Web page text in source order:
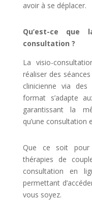
avoir à se déplacer.
Qu’est-ce que
consultation ?
La visio-
réaliser des
clinicienne via des
format s’adapte
garantissant la
qu’une consultation
Que ce soit pour
thérapies de
consultation en
permettant
vous soyez.